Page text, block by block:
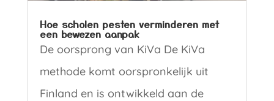
Hoe scholen pesten verminderen met
een bewezen aanpak
De oorsprong van KiVa De KiVa
methode komt oorspronkelijk uit
Finland en is ontwikkeld aan de